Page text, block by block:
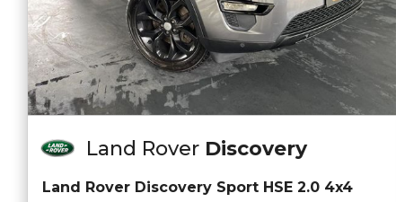
Land Rover Discovery
Land Rover Discovery Sport HSE 2.0 4x4